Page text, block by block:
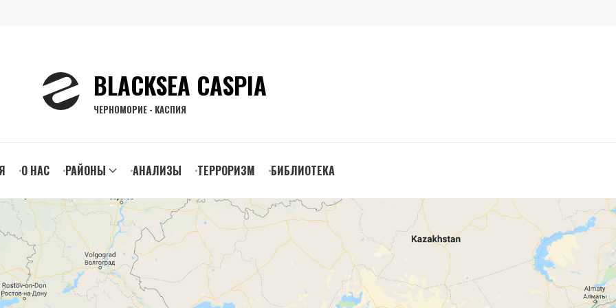
BLACKSEA CASPIA
ЧЕРНОМОРИЕ - КАСПИЯ
О НАС РАЙОНЫ АНАЛИЗЫ ТЕРРОРИЗМ БИБЛИОТЕКА